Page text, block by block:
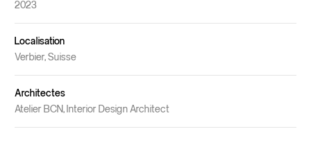
2023
Localisation
Verbier, Suisse
Architectes
Atelier BCN, Interior Design Architect